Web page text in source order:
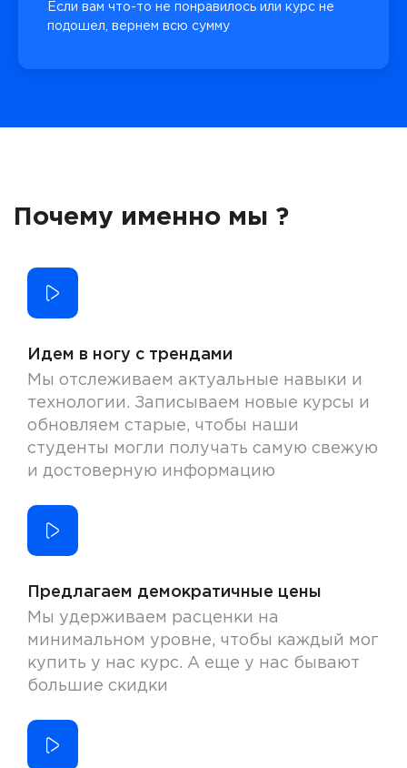
Если вам что-то не понравилось или курс не
подошел, вернем всю сумму
Почему именно мы ?
Идем в ногу с трендами
Мы отслеживаем актуальные навыки и
технологии. Записываем новые курсы и
обновляем старые, чтобы наши
студенты могли получать самую свежую
и достоверную информацию
Предлагаем демократичные цены
Мы удерживаем расценки на
минимальном уровне, чтобы каждый мог
купить у нас курс. А еще у нас бывают
большие скидки